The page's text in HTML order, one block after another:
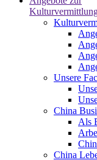
Unsere
China
Als
China